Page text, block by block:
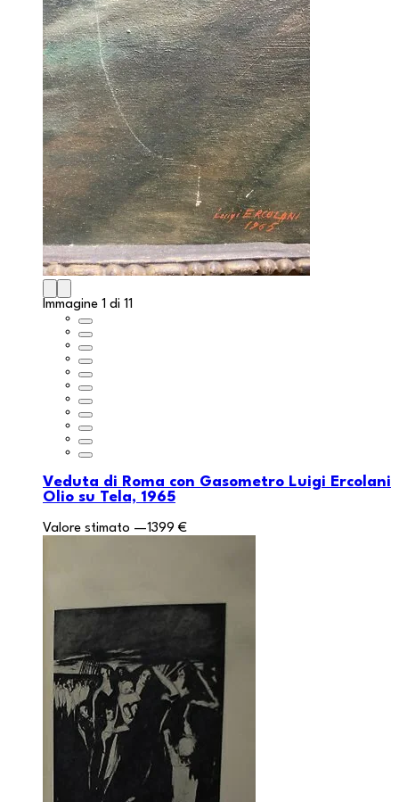
Immagine 1 di 11
Veduta di Roma con Gasometro Luigi Ercolani
Olio su Tela, 1965
Valore stimato —1399 €